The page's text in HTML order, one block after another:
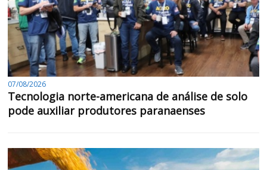
07/08/2026
Tecnologia norte-americana de análise de solo
pode auxiliar produtores paranaenses